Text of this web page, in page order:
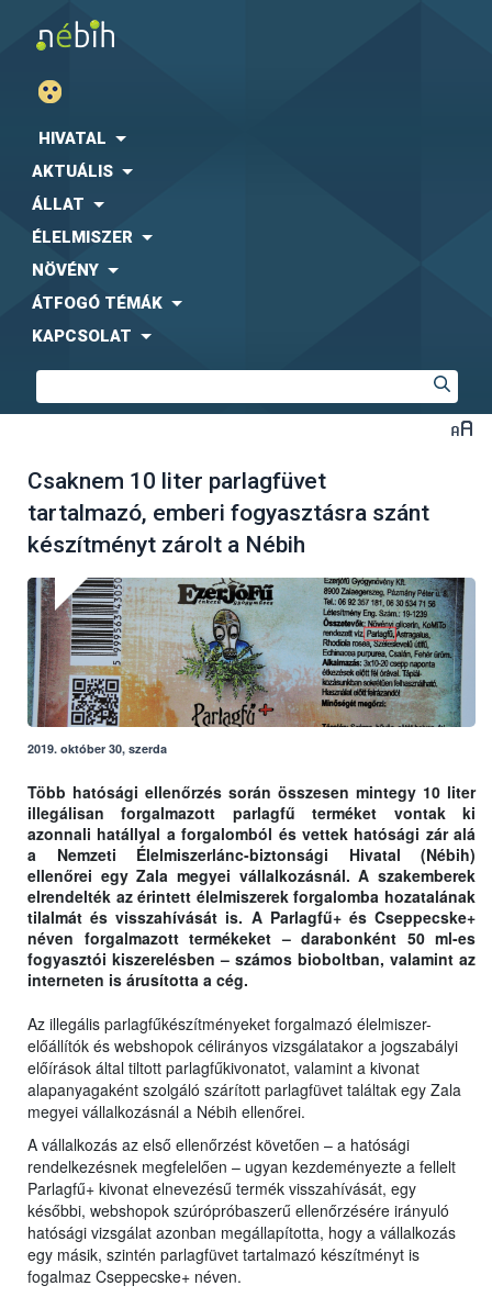
HIVATAL
AKTUÁLIS
ÁLLAT
ÉLELMISZER
NÖVÉNY
ÁTFOGÓ TÉMÁK
KAPCSOLAT
Csaknem 10 liter parlagfüvet
tartalmazó, emberi fogyasztásra szánt
készítményt zárolt a Nébih
2019. október 30, szerda
Több hatósági ellenőrzés során összesen mintegy 10 liter
illegálisan forgalmazott parlagfű terméket vontak ki
azonnali hatállyal a forgalomból és vettek hatósági zár alá
a Nemzeti Élelmiszerlánc-biztonsági Hivatal (Nébih)
ellenőrei egy Zala megyei vállalkozásnál. A szakemberek
elrendelték az érintett élelmiszerek forgalomba hozatalának
tilalmát és visszahívását is. A Parlagfű+ és Cseppecske+
néven forgalmazott termékeket – darabonként 50 ml-es
fogyasztói kiszerelésben – számos bioboltban, valamint az
interneten is árusította a cég.
Az illegális parlagfűkészítményeket forgalmazó élelmiszer-
előállítók és webshopok célirányos vizsgálatakor a jogszabályi
előírások által tiltott parlagfűkivonatot, valamint a kivonat
alapanyagaként szolgáló szárított parlagfüvet találtak egy Zala
megyei vállalkozásnál a Nébih ellenőrei.
A vállalkozás az első ellenőrzést követően – a hatósági
rendelkezésnek megfelelően – ugyan kezdeményezte a fellelt
Parlagfű+ kivonat elnevezésű termék visszahívását, egy
későbbi, webshopok szúrópróbaszerű ellenőrzésére irányuló
hatósági vizsgálat azonban megállapította, hogy a vállalkozás
egy másik, szintén parlagfüvet tartalmazó készítményt is
fogalmaz Cseppecske+ néven.